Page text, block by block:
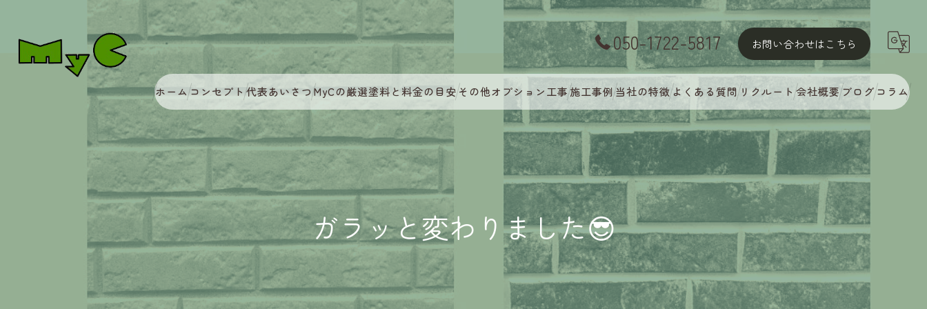
050-1722-5817 お問い合わせはこちら
ホーム コンセプト 代表あいさつ MyCの厳選塗料と料金の目安その他オプション工事施工事例当社の特徴
屋根塗装
外壁塗装
MyCオリジナル多彩塗装
完璧な下地処理
アフターフォロー・定期点検
よくある質問リクルート 会社概要ブログコラム
ガラッと変わりました😎